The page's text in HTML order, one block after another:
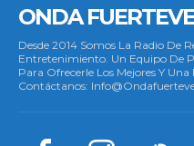
ONDA
Desde 2014 Somos La Radio De
Entretenimiento. Un Equipo De
Para Ofrecerle Los Mejores Y
Contáctanos: